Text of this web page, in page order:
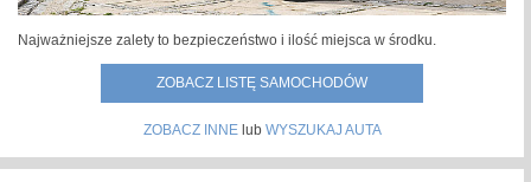
Najważniejsze zalety to bezpieczeństwo i ilość miejsca w środku.
ZOBACZ LISTĘ SAMOCHODÓW
ZOBACZ INNElub WYSZUKAJ AUTA